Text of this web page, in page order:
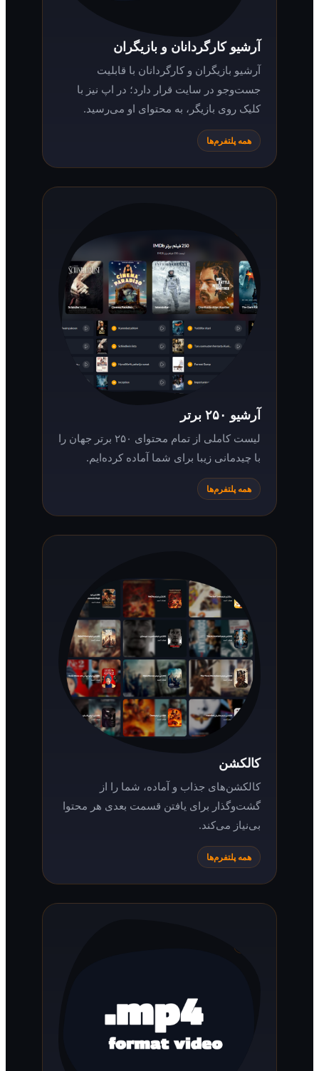
آرشیو کارگردانان و بازیگران
آرشیو بازیگران و کارگردانان با قابلیت
جست‌وجو در سایت قرار دارد؛ در اپ نیز با
کلیک روی بازیگر، به محتوای او می‌رسید.
همه پلتفرم‌ها
لیست کاملی از تمام محتوای ۲۵۰ برتر جهان را
با چیدمانی زیبا برای شما آماده کرده‌ایم.
همه پلتفرم‌ها
کالکشن‌های جذاب و آماده، شما را از
گشت‌وگذار برای یافتن قسمت بعدی هر محتوا
بی‌نیاز می‌کند.
همه پلتفرم‌ها